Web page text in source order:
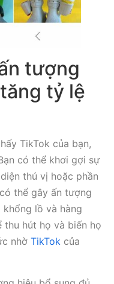
tượng
tỷ lệ
TikTok của bạn,
có thể khơi gợi sự
thú vị hoặc phần
thể gây ấn tượng
lồ và hàng
hút họ và biến họ
nhờ TikTok của